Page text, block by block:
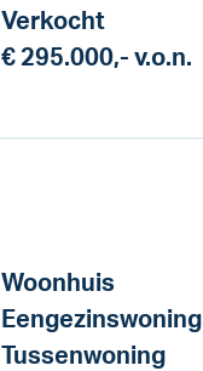
Verkocht
€ 295.000,- v.o.n.
Woonhuis
Eengezinswoning
Tussenwoning